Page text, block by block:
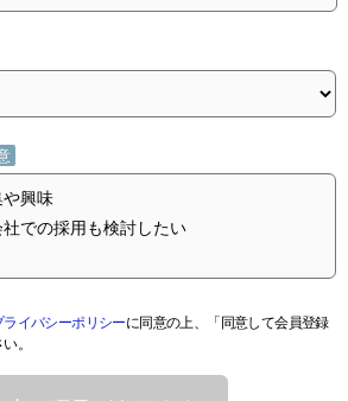
興味
での採用も検討したい
ライバシーポリシーに同意の上、「同意して会員登録
。